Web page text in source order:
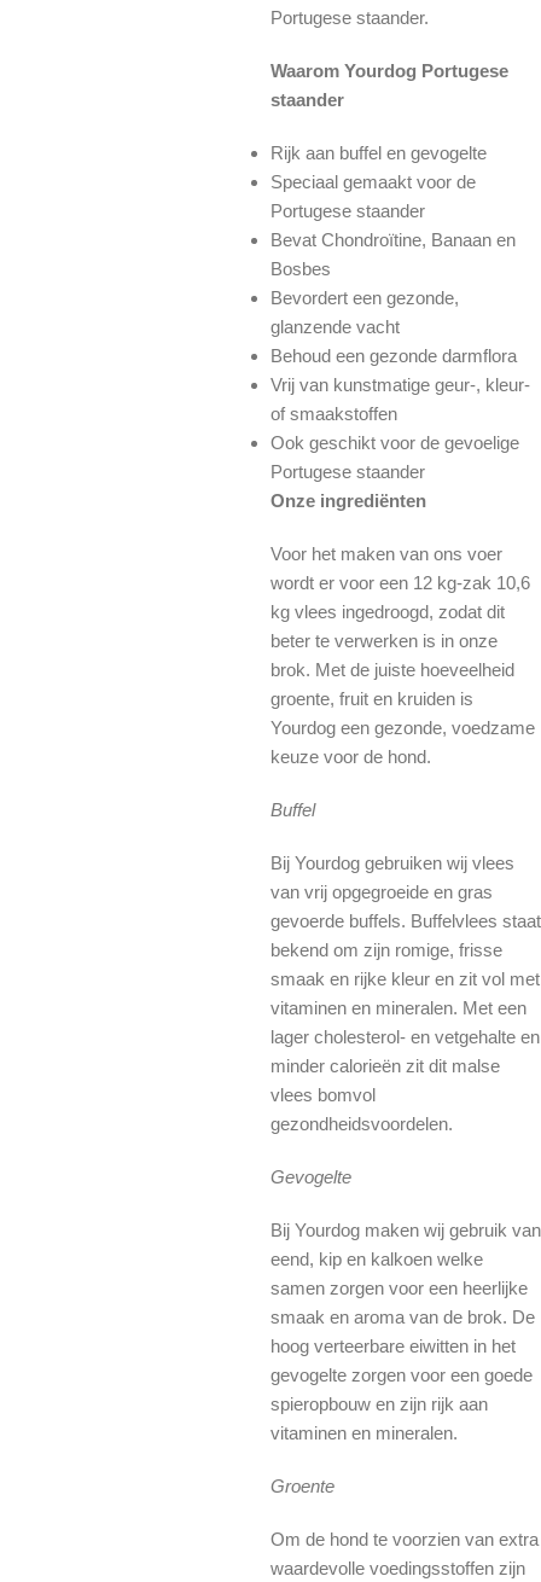
Portugese staander.
Waarom Yourdog Portugese
staander
Rijk aan buffel en gevogelte
Speciaal gemaakt voor de
Portugese staander
Bevat Chondroïtine, Banaan en
Bosbes
Bevordert een gezonde,
glanzende vacht
Behoud een gezonde darmflora
Vrij van kunstmatige geur-, kleur-
of smaakstoffen
Ook geschikt voor de gevoelige
Portugese staander
Onze ingrediënten
Voor het maken van ons voer
wordt er voor een 12 kg-zak 10,6
kg vlees ingedroogd, zodat dit
beter te verwerken is in onze
brok. Met de juiste hoeveelheid
groente, fruit en kruiden is
Yourdog een gezonde, voedzame
keuze voor de hond.
Buffel
Bij Yourdog gebruiken wij vlees
van vrij opgegroeide en gras
gevoerde buffels. Buffelvlees staat
bekend om zijn romige, frisse
smaak en rijke kleur en zit vol met
vitaminen en mineralen. Met een
lager cholesterol- en vetgehalte en
minder calorieën zit dit malse
vlees bomvol
gezondheidsvoordelen.
Gevogelte
Bij Yourdog maken wij gebruik van
eend, kip en kalkoen welke
samen zorgen voor een heerlijke
smaak en aroma van de brok. De
hoog verteerbare eiwitten in het
gevogelte zorgen voor een goede
spieropbouw en zijn rijk aan
vitaminen en mineralen.
Groente
Om de hond te voorzien van extra
waardevolle voedingsstoffen zijn